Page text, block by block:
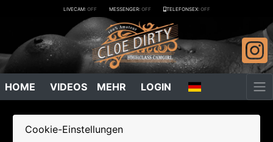
LIVECAM: OFF MESSENGER: OFF TELEFONSEX: OFF
HOME VIDEOS MEHR LOGIN
Cookie-Einstellungen